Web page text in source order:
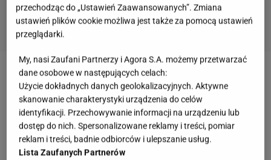
Zobacz wideoKozidrak mówi o ślubie. Planuje
ceremonię?
Beata Kozidrak zdradziła sekret swojej figury.
Wystarczyło, że zrezygnowała z jednego produktu
przechodząc do „Ustawień Zaawansowanych”. Zmiana
ustawień plików cookie możliwa jest także za pomocą ustawień
przeglądarki.
My, nasi Zaufani Partnerzy i Agora S.A. możemy przetwarzać
dane osobowe w następujących celach:
Użycie dokładnych danych geolokalizacyjnych. Aktywne
skanowanie charakterystyki urządzenia do celów
identyfikacji. Przechowywanie informacji na urządzeniu lub
dostęp do nich. Spersonalizowane reklamy i treści, pomiar
reklam i treści, badnie odbiorców i ulepszanie usług.
Lista Zaufanych Partnerów